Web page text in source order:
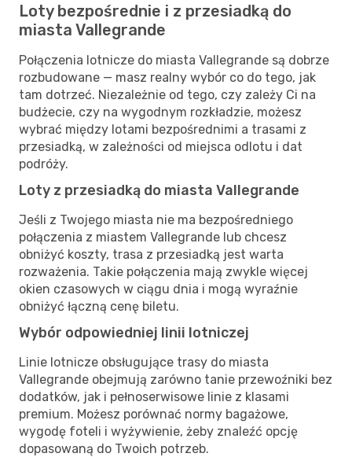
Loty bezpośrednie i z przesiadką do
miasta Vallegrande
Połączenia lotnicze do miasta Vallegrande są dobrze
rozbudowane — masz realny wybór co do tego, jak
tam dotrzeć. Niezależnie od tego, czy zależy Ci na
budżecie, czy na wygodnym rozkładzie, możesz
wybrać między lotami bezpośrednimi a trasami z
przesiadką, w zależności od miejsca odlotu i dat
podróży.
Loty z przesiadką do miasta Vallegrande
Jeśli z Twojego miasta nie ma bezpośredniego
połączenia z miastem Vallegrande lub chcesz
obniżyć koszty, trasa z przesiadką jest warta
rozważenia. Takie połączenia mają zwykle więcej
okien czasowych w ciągu dnia i mogą wyraźnie
obniżyć łączną cenę biletu.
Wybór odpowiedniej linii lotniczej
Linie lotnicze obsługujące trasy do miasta
Vallegrande obejmują zarówno tanie przewoźniki bez
dodatków, jak i pełnoserwisowe linie z klasami
premium. Możesz porównać normy bagażowe,
wygodę foteli i wyżywienie, żeby znaleźć opcję
dopasowaną do Twoich potrzeb.